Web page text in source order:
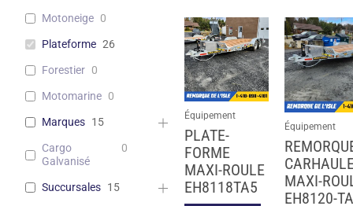
Motoneige 0
Plateforme 26
Forestier 0
Motomarine 0
Marques 15
Cargo
Galvanisé
0
Succursales 15
Équipement
PLATE-
FORME
MAXI-ROULE
EH8118TA5
Équipement
MAXI-
EH8120-